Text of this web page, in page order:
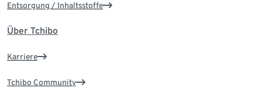
Entsorgung / Inhaltsstoffe
Über Tchibo
Karriere
Tchibo Community